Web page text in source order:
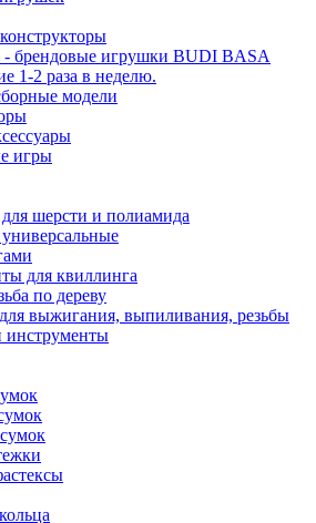
- брендовые игрушки BUDI BASA
1-2 раза в неделю.
модели
игры
шерсти и полиамида
для квиллинга
по дереву
выжигания, выпиливания, резьбы